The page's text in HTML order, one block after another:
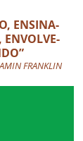
ENSINA-
FRANKLIN